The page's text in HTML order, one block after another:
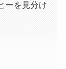
ーを見分け